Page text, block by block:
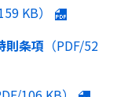
KB）
則条項 （PDF/52